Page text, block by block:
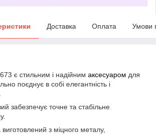
Доставка Оплата Умови
є стильним і надійним аксесуаром для
поєднує в собі елегантність і
забезпечує точне та стабільне
з міцного металу,